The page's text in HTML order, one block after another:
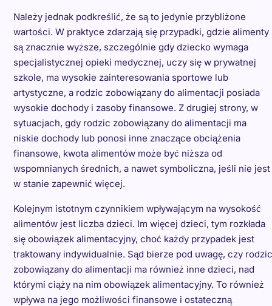
Należy jednak podkreślić, że są to jedynie przybliżone
wartości. W praktyce zdarzają się przypadki, gdzie alimenty
są znacznie wyższe, szczególnie gdy dziecko wymaga
specjalistycznej opieki medycznej, uczy się w prywatnej
szkole, ma wysokie zainteresowania sportowe lub
artystyczne, a rodzic zobowiązany do alimentacji posiada
wysokie dochody i zasoby finansowe. Z drugiej strony, w
sytuacjach, gdy rodzic zobowiązany do alimentacji ma
niskie dochody lub ponosi inne znaczące obciążenia
finansowe, kwota alimentów może być niższa od
wspomnianych średnich, a nawet symboliczna, jeśli nie jest
w stanie zapewnić więcej.
Kolejnym istotnym czynnikiem wpływającym na wysokość
alimentów jest liczba dzieci. Im więcej dzieci, tym rozkłada
się obowiązek alimentacyjny, choć każdy przypadek jest
traktowany indywidualnie. Sąd bierze pod uwagę, czy rodzic
zobowiązany do alimentacji ma również inne dzieci, nad
którymi ciąży na nim obowiązek alimentacyjny. To również
wpływa na jego możliwości finansowe i ostateczną